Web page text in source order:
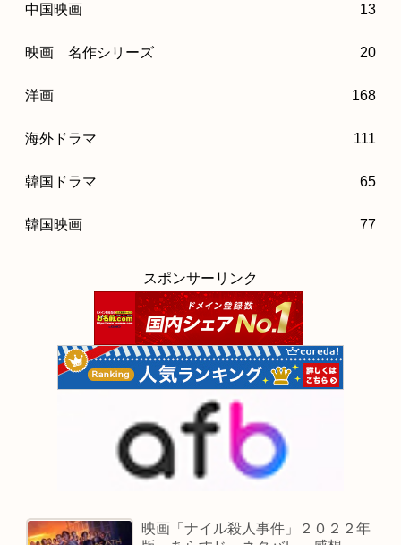
中国映画 13
映画 名作シリーズ 20
洋画 168
海外ドラマ 111
韓国ドラマ 65
韓国映画 77
スポンサーリンク
映画「ナイル殺人事件」２０２２年